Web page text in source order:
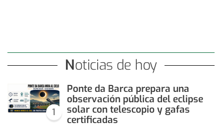
Noticias de hoy
1
Ponte da Barca prepara una
observación pública del eclipse
solar con telescopio y gafas
certificadas